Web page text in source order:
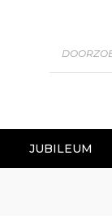
JUBILEUM